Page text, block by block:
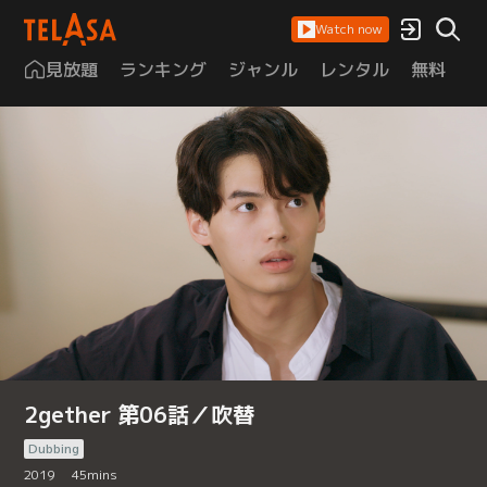
Watch now
見放題 ランキング ジャンル レンタル 無料
2gether 第06話／吹替
Dubbing
2019
45mins